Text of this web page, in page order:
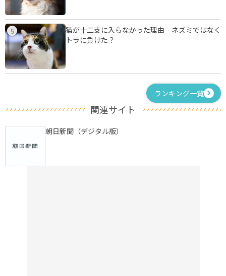
5
猫が十二支に入らなかった理由 ネズミではなく
トラに負けた？
ランキング一覧
関連サイト
朝日新聞（デジタル版）